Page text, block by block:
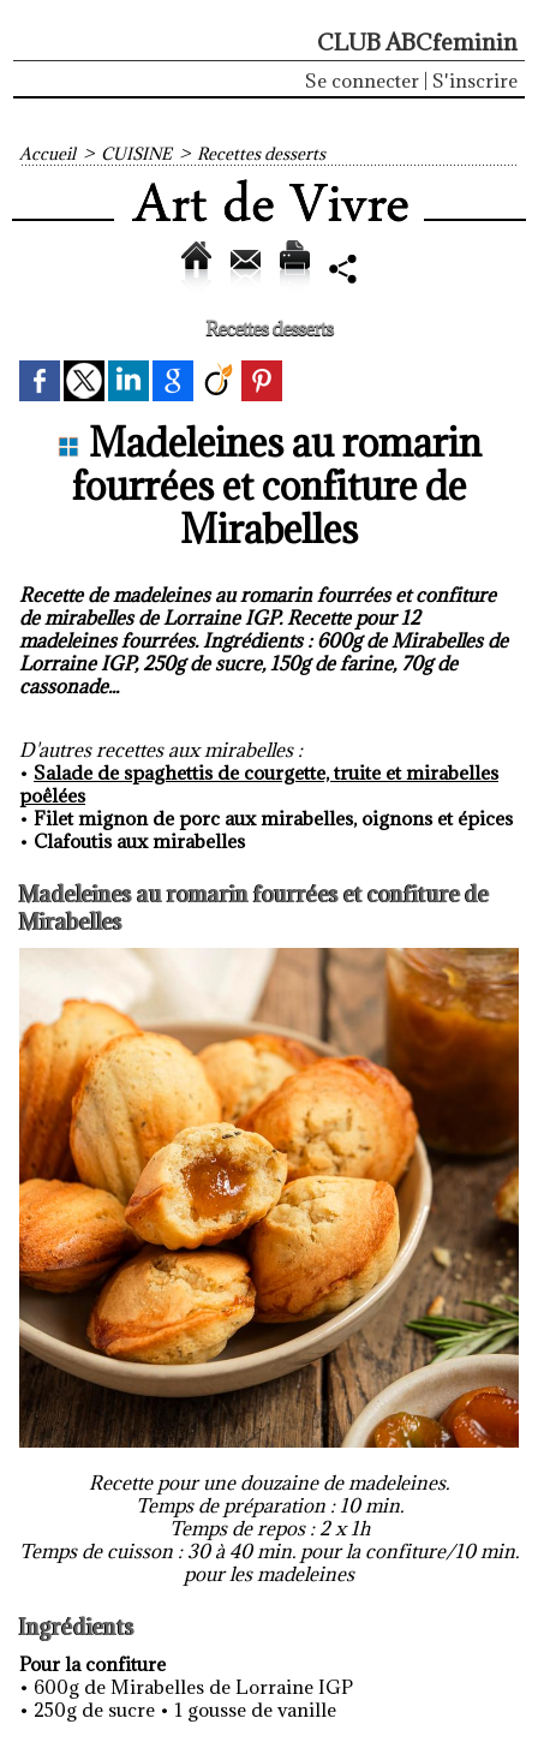
CLUB ABCfeminin
Se connecter S'inscrire
Accueil > CUISINE > Recettes desserts
Recettes desserts
Madeleines au romarin
fourrées et confiture de
Mirabelles
Recette de madeleines au romarin fourrées et confiture
de mirabelles de Lorraine IGP. Recette pour 12
madeleines fourrées. Ingrédients : 600g de Mirabelles de
Lorraine IGP, 250g de sucre, 150g de farine, 70g de
cassonade...
D'autres recettes aux mirabelles :
• Salade de spaghettis de courgette, truite et mirabelles
poêlées
• Filet mignon de porc aux mirabelles, oignons et épices
• Clafoutis aux mirabelles
Madeleines au romarin fourrées et confiture de
Mirabelles
Recette pour une douzaine de madeleines.
Temps de préparation : 10 min.
Temps de repos : 2 x 1h
Temps de cuisson : 30 à 40 min. pour la confiture/10 min.
pour les madeleines
Ingrédients
Pour la confiture
• 600g de Mirabelles de Lorraine IGP
• 250g de sucre • 1 gousse de vanille